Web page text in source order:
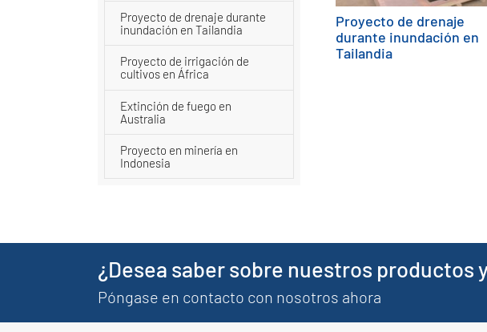
Proyecto de drenaje
durante inundación en
Tailandia
Proyecto de drenaje durante
inundación en Tailandia
Proyecto de irrigación de
cultivos en África
Extinción de fuego en
Australia
Proyecto en minería en
Indonesia
¿Desea saber sobre nuestros productos
Póngase en contacto con nosotros ahora